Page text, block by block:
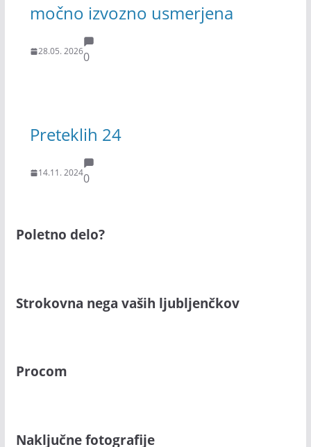
močno izvozno usmerjena
28.05. 20260
Preteklih 24
14.11. 20240
Poletno delo?
Strokovna nega vaših ljubljenčkov
Procom
Naključne fotografije